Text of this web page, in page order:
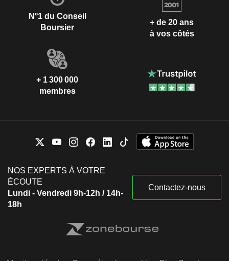
N°1 du Conseil
Boursier
+ de 20 ans
à vos côtés
+ 1 300 000
membres
NOS EXPERTS À VOTRE
ÉCOUTE
Lundi - Vendredi 9h-12h / 14h-
18h
Contactez-nous